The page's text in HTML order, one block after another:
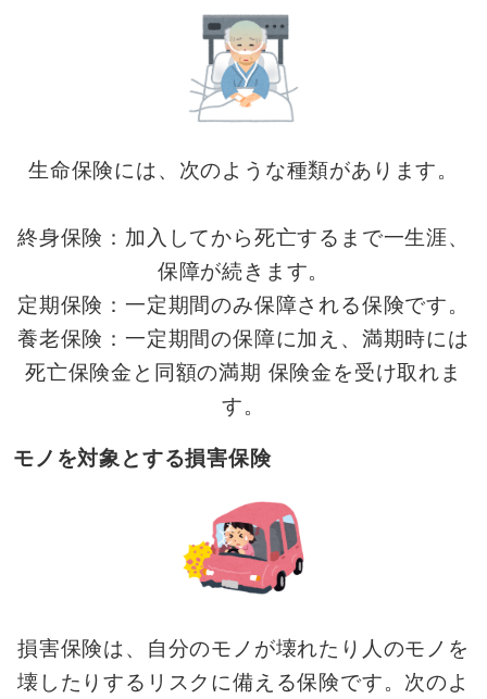
生命保険には、次のような種類があります。
終身保険：加入してから死亡するまで一生涯、
保障が続きます。
定期保険：一定期間のみ保障される保険です。
養老保険：一定期間の保障に加え、満期時には
死亡保険金と同額の満期 保険金を受け取れま
す。
モノを対象とする損害保険
損害保険は、自分のモノが壊れたり人のモノを
壊したりするリスクに備える保険です。次のよ